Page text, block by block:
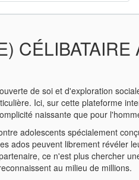
CÉLIBATAIRE
de soi et d'exploration
Ici, sur cette plateforme
naissante que pour
adolescents spécialement
ados peuvent librement révéler
ce n'est plus chercher
au milieu de millions.